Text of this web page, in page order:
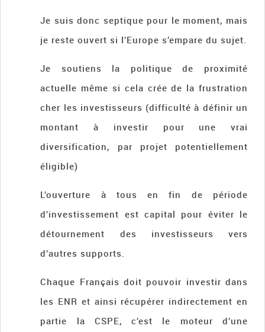
Je suis donc septique pour le moment, mais
je reste ouvert si l’Europe s’empare du sujet.
Je soutiens la politique de proximité
actuelle même si cela crée de la frustration
cher les investisseurs (difficulté à définir un
montant à investir pour une vrai
diversification, par projet potentiellement
éligible)
L’ouverture à tous en fin de période
d’investissement est capital pour éviter le
détournement des investisseurs vers
d’autres supports.
Chaque Français doit pouvoir investir dans
les ENR et ainsi récupérer indirectement en
partie la CSPE, c’est le moteur d’une